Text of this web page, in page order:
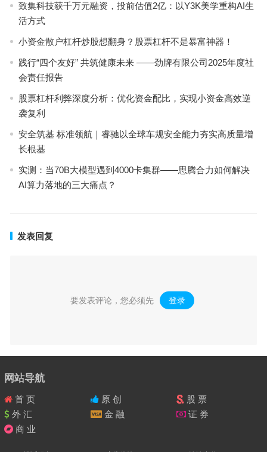
致集科技获千万元融资，投前估值2亿：以Y3K美学重构AI生
活方式
小资金散户杠杆炒股想翻身？股票杠杆不是暴富神器！
践行“四个友好” 共筑健康未来 ——劲牌有限公司2025年度社
会责任报告
股票杠杆利弊深度分析：优化资金配比，实现小资金高效逆
袭复利
安全筑基 标准领航｜睿驰以全球车规安全能力夯实高质量增
长根基
实测：当70B大模型遇到4000卡集群——思腾合力如何解决
AI算力落地的三大痛点？
发表回复
要发表评论，您必须先 登录 。
网站导航
首 页 原 创
股 票
外 汇
金 融
证 券
商 业